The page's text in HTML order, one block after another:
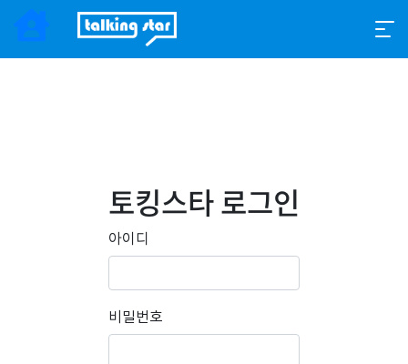
토킹스타 로그인
아이디
비밀번호